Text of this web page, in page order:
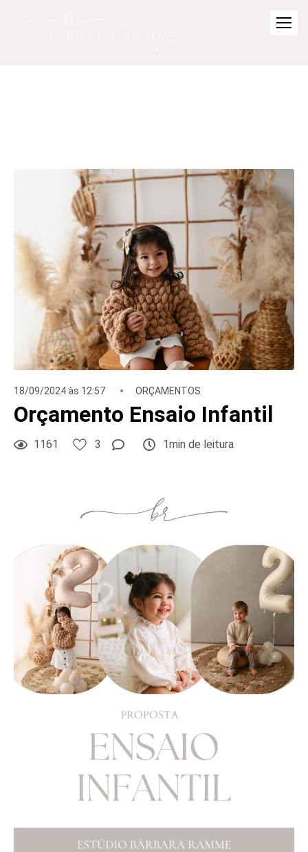
18/09/2024 às 12:57 ORÇAMENTOS
Orçamento Ensaio Infantil
1161 3 1min de leitura